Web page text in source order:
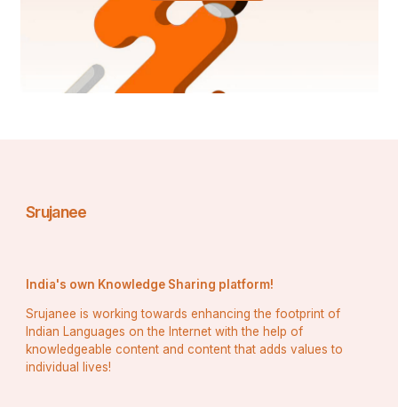
पेड़ का ही सहारा था, लेकिन वो भी नहीं है.
Srujanee
India's own Knowledge Sharing platform!
Srujanee is working towards enhancing the footprint of
Indian Languages on the Internet with the help of
knowledgeable content and content that adds values to
individual lives!